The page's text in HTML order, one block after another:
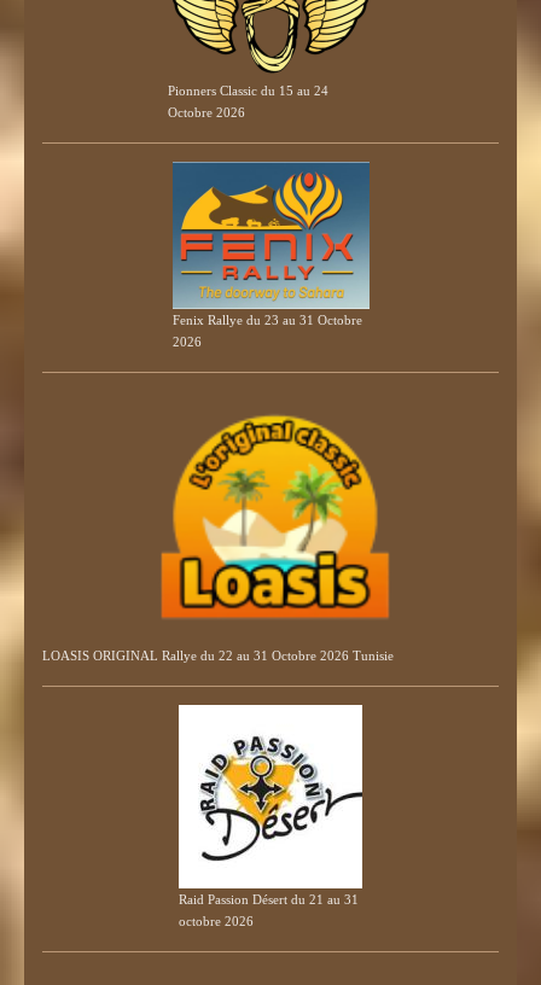
Pionners Classic du 15 au 24
Octobre 2026
Fenix Rallye du 23 au 31 Octobre
2026
LOASIS ORIGINAL Rallye du 22 au 31 Octobre 2026 Tunisie
Raid Passion Désert du 21 au 31
octobre 2026